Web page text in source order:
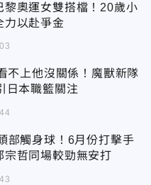
黎奧運女雙搭檔！20歲小
力以赴爭金
不上他沒關係！魔獸新隊
日本職籃關注
部觸身球！6月份打擊手
哲同場較勁無安打